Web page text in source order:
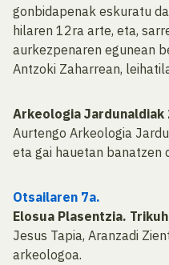
gonbidapenak eskuratu
hilaren 12ra arte, eta,
aurkezpenaren egunean
Antzoki Zaharrean,
Arkeologia Jardunaldiak
Aurtengo Arkeologia
eta gai hauetan banatzen
Otsailaren 7a.
Elosua Plasentzia.
Jesus Tapia, Aranzadi
arkeologoa.